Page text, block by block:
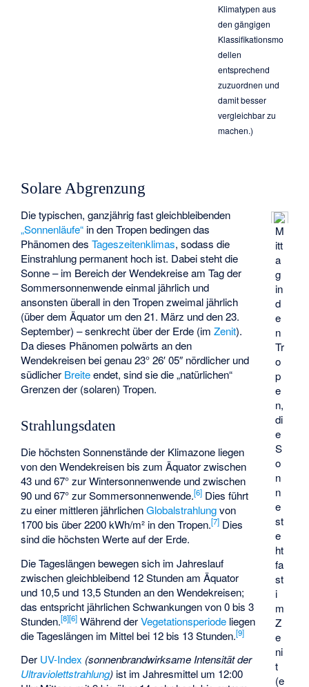
Klimatypen aus
den gängigen
Klassifikationsmo
dellen
entsprechend
zuzuordnen und
damit besser
vergleichbar zu
machen.)
Solare Abgrenzung
M
itt
a
g
in
d
e
n
Tr
o
p
e
n,
di
e
S
o
n
n
e
st
e
ht
fa
st
i
m
Z
e
ni
t
(e
Die typischen, ganzjährig fast gleichbleibenden
„Sonnenläufe“ in den Tropen bedingen das
Phänomen desTageszeitenklimas, sodass die
Einstrahlung permanent hoch ist. Dabei steht die
Sonne – im Bereich der Wendekreise am Tag der
Sommersonnenwende einmal jährlich und
ansonsten überall in den Tropen zweimal jährlich
(über dem Äquator um den 21. März und den 23.
September) – senkrecht über der Erde (imZenit).
Da dieses Phänomen polwärts an den
Wendekreisen bei genau 23° 26′ 05″ nördlicher und
südlicher Breiteendet, sind sie die „natürlichen“
Grenzen der (solaren) Tropen.
Strahlungsdaten
Die höchsten Sonnenstände der Klimazone liegen
von den Wendekreisen bis zum Äquator zwischen
43 und 67° zur Wintersonnenwende und zwischen
90 und 67° zur Sommersonnenwende.[6] Dies führt
zu einer mittleren jährlichenGlobalstrahlungvon
1700 bis über 2200 kWh/m² in den Tropen.[7] Dies
sind die höchsten Werte auf der Erde.
Die Tageslängen bewegen sich im Jahreslauf
zwischen gleichbleibend 12 Stunden am Äquator
und 10,5 und 13,5 Stunden an den Wendekreisen;
das entspricht jährlichen Schwankungen von 0 bis 3
Stunden.[8][6] Während derVegetationsperiode liegen
die Tageslängen im Mittel bei 12 bis 13 Stunden.[9]
Der UV-Index (sonnenbrandwirksame Intensität der
Ultraviolettstrahlung) ist im Jahresmittel um 12:00